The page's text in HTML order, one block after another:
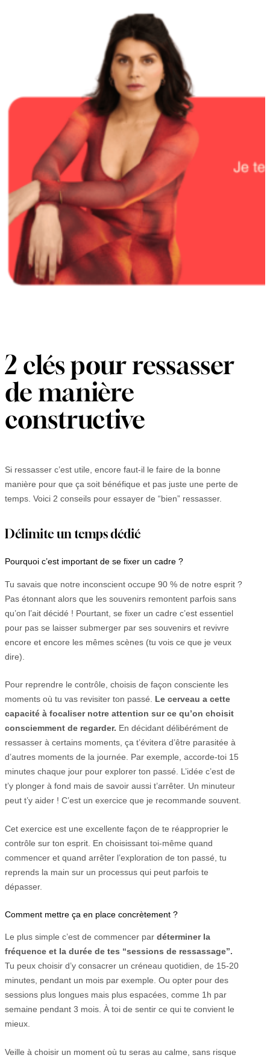
2 clés pour ressasser
de manière
constructive
Si ressasser c’est utile, encore faut-il le faire de la bonne
manière pour que ça soit bénéfique et pas juste une perte de
temps. Voici 2 conseils pour essayer de “bien” ressasser.
Délimite un temps dédié
Pourquoi c’est important de se fixer un cadre ?
Tu savais que notre inconscient occupe 90 % de notre esprit ?
Pas étonnant alors que les souvenirs remontent parfois sans
qu’on l’ait décidé ! Pourtant, se fixer un cadre c’est essentiel
pour pas se laisser submerger par ses souvenirs et revivre
encore et encore les mêmes scènes (tu vois ce que je veux
dire).
Pour reprendre le contrôle, choisis de façon consciente les
moments où tu vas revisiter ton passé. Le cerveau a cette
capacité à focaliser notre attention sur ce qu’on choisit
consciemment de regarder. En décidant délibérément de
ressasser à certains moments, ça t’évitera d’être parasitée à
d’autres moments de la journée. Par exemple, accorde-toi 15
minutes chaque jour pour explorer ton passé. L’idée c’est de
t’y plonger à fond mais de savoir aussi t’arrêter. Un minuteur
peut t’y aider ! C’est un exercice que je recommande souvent.
Cet exercice est une excellente façon de te réapproprier le
contrôle sur ton esprit. En choisissant toi-même quand
commencer et quand arrêter l’exploration de ton passé, tu
reprends la main sur un processus qui peut parfois te
dépasser.
Comment mettre ça en place concrètement ?
Le plus simple c’est de commencer par déterminer la
fréquence et la durée de tes “sessions de ressassage”.
Tu peux choisir d’y consacrer un créneau quotidien, de 15-20
minutes, pendant un mois par exemple. Ou opter pour des
sessions plus longues mais plus espacées, comme 1h par
semaine pendant 3 mois. À toi de sentir ce qui te convient le
mieux.
Veille à choisir un moment où tu seras au calme, sans risque